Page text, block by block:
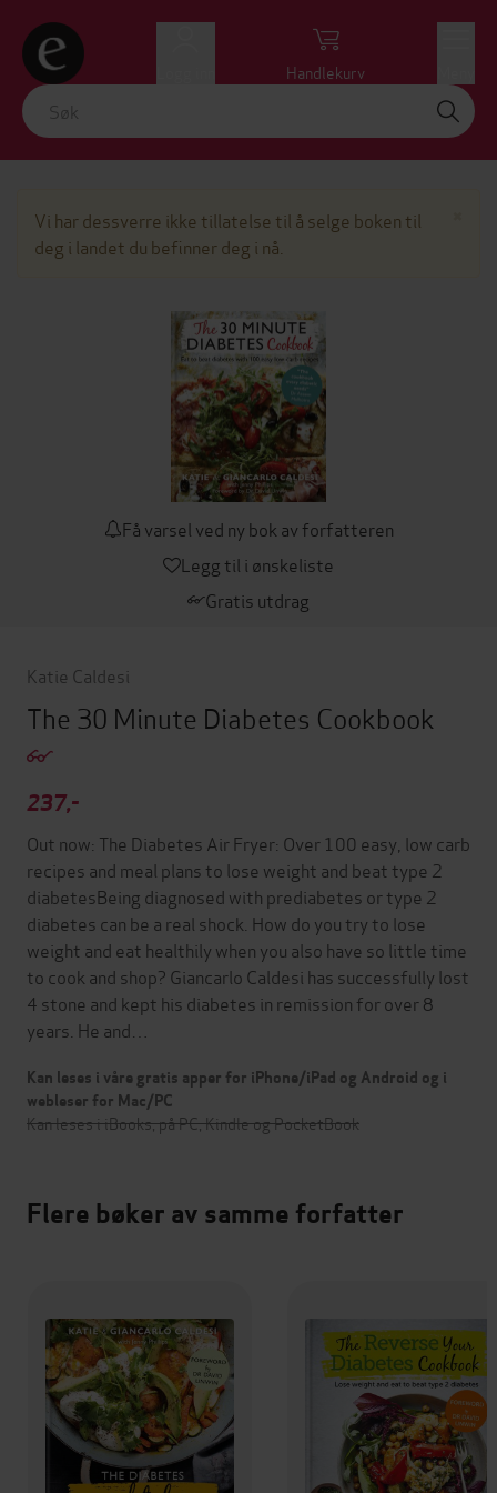
Handlekurv
Vi har dessverre ikke tillatelse til å selge boken til
deg i landet du befinner deg i nå.
Få varsel ved ny bok av forfatteren
Legg til i ønskeliste
Gratis utdrag
Katie Caldesi
The 30 Minute Diabetes Cookbook
237,-
Out now: The Diabetes Air Fryer: Over 100 easy, low carb
recipes and meal plans to lose weight and beat type 2
diabetesBeing diagnosed with prediabetes or type 2
diabetes can be a real shock. How do you try to lose
weight and eat healthily when you also have so little time
to cook and shop? Giancarlo Caldesi has successfully lost
4 stone and kept his diabetes in remission for over 8
years. He and…
Kan leses i våre gratis apper for iPhone/iPad og Android og i
webleser for Mac/PC
Kan leses i iBooks, på PC, Kindle og PocketBook
Flere bøker av samme forfatter